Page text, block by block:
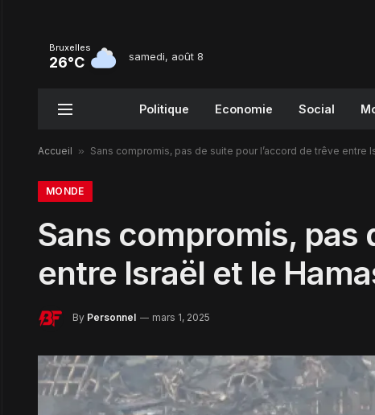
Bruxelles
26°C samedi, août 8
Politique Economie Social
Accueil » Sans compromis, pas de suite pour l’accord de trêve entre
MONDE
Sans compromis, pas
entre Israël et le
By Personnel mars 1, 2025